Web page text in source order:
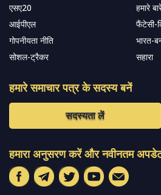
एसए20
हमारे
आईपीएल
फैंटेसी-
गोपनीयता नीति
भारत-
सोशल-ट्रैकर
सहारा
हमारे समाचार पत्र के सदस्य बनें
सदस्यता लें
हमारा अनुसरण करें और नवीनतम